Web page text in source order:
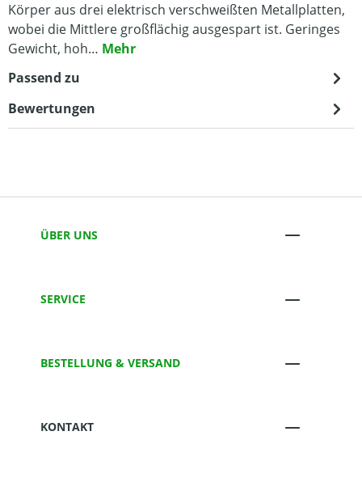
Körper aus drei elektrisch verschweißten Metallplatten,
wobei die Mittlere großflächig ausgespart ist. Geringes
Gewicht, hoh… Mehr
Passend zu
Bewertungen
ÜBER UNS
SERVICE
BESTELLUNG & VERSAND
KONTAKT